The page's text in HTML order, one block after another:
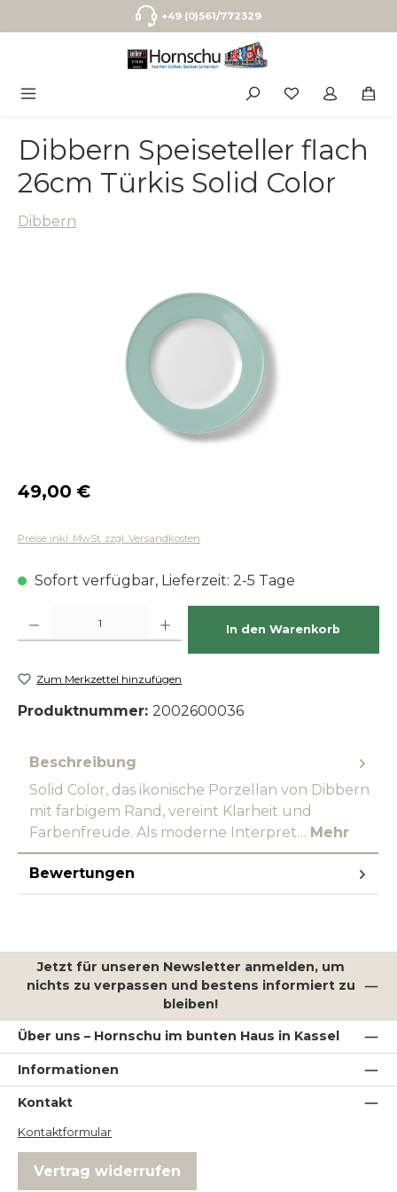
Zum Hauptinhalt springen+49 (0)561/772329
Dibbern Speiseteller flach
26cm Türkis Solid Color
Dibbern
Regulärer Preis:
49,00 €
Preise inkl. MwSt. zzgl. Versandkosten
Sofort verfügbar, Lieferzeit: 2-5 Tage
In den Warenkorb
Zum Merkzettel hinzufügen
Produktnummer: 2002600036
Beschreibung
Solid Color, das ikonische Porzellan von Dibbern
mit farbigem Rand, vereint Klarheit und
Farbenfreude. Als moderne Interpret… Mehr
Bewertungen
Jetzt für unseren Newsletter anmelden, um
nichts zu verpassen und bestens informiert zu
bleiben!
Über uns – Hornschu im bunten Haus in Kassel
Informationen
Kontakt
Kontaktformular
Vertrag widerrufen